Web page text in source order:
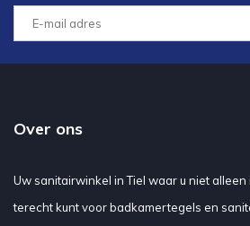
Over ons
Uw sanitairwinkel in Tiel waar u niet
terecht kunt voor badkamertegels en